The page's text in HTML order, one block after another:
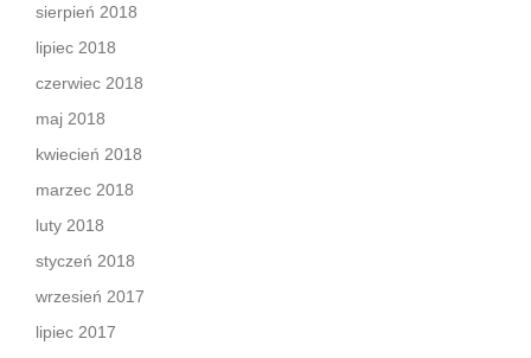
sierpień 2018
lipiec 2018
czerwiec 2018
maj 2018
kwiecień 2018
marzec 2018
luty 2018
styczeń 2018
wrzesień 2017
lipiec 2017